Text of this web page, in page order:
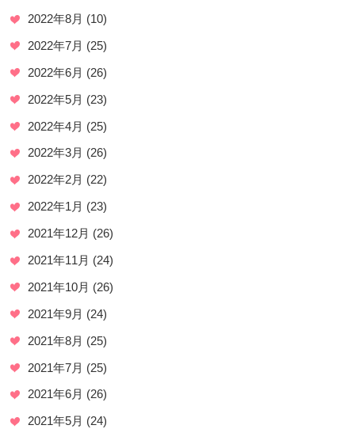
2022年8月 (10)
2022年7月 (25)
2022年6月 (26)
2022年5月 (23)
2022年4月 (25)
2022年3月 (26)
2022年2月 (22)
2022年1月 (23)
2021年12月 (26)
2021年11月 (24)
2021年10月 (26)
2021年9月 (24)
2021年8月 (25)
2021年7月 (25)
2021年6月 (26)
2021年5月 (24)